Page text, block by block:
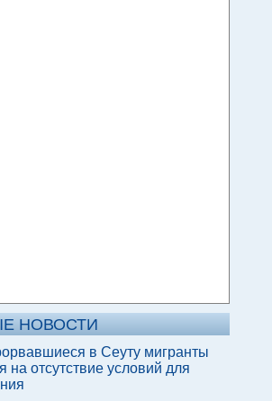
НОВОСТИ
в Сеуту мигранты
на отсутствие условий для